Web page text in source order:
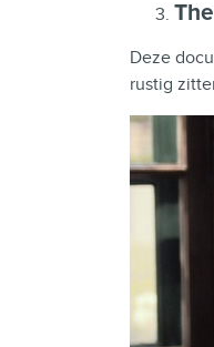
Deze
rustig